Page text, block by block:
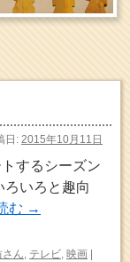
日: 2015年10月11日
するシーズン
ろいろと趣向
む →
さん テレビ 映画 |